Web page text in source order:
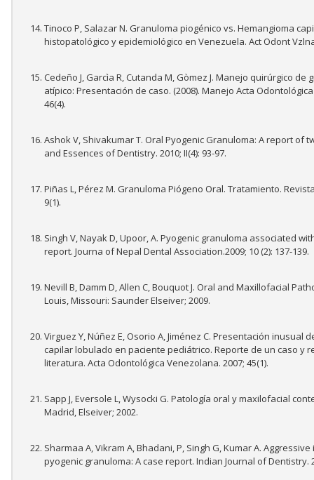
Tinoco P, Salazar N. Granuloma piogénico vs. Hemangioma
histopatológico y epidemiológico en Venezuela. Act Odont
Cedeño J, Garcìa R, Cutanda M, Gòmez J. Manejo quirúrgico de
atípico: Presentación de caso. (2008). Manejo Acta
46(4).
Ashok V, Shivakumar T. Oral Pyogenic Granuloma: A report of
and Essences of Dentistry. 2010; II(4): 93-97.
Piñas L, Pérez M. Granuloma Piógeno Oral. Tratamiento.
9(1).
Singh V, Nayak D, Upoor, A. Pyogenic granuloma associated
report. Journa of Nepal Dental Association.2009; 10 (2): 137-139.
Nevill B, Damm D, Allen C, Bouquot J. Oral and Maxillofacial
Louis, Missouri: Saunder Elseiver; 2009.
Virguez Y, Núñez E, Osorio A, Jiménez C. Presentación inusual
capilar lobulado en paciente pediátrico. Reporte de un caso y
literatura. Acta Odontológica Venezolana. 2007; 45(1).
Sapp J, Eversole L, Wysocki G. Patología oral y maxilofacial
Madrid, Elseiver; 2002.
Sharmaa A, Vikram A, Bhadani, P, Singh G, Kumar A.
pyogenic granuloma: A case report. Indian Journal of Dentistry.